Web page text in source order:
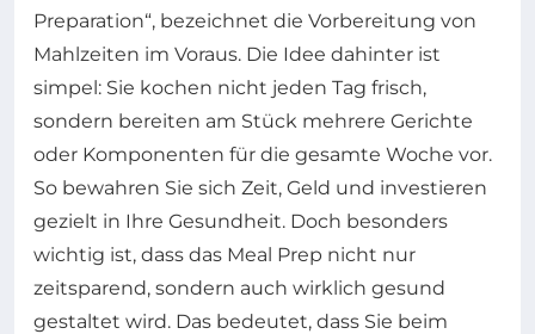
Preparation“, bezeichnet die Vorbereitung von
Mahlzeiten im Voraus. Die Idee dahinter ist
simpel: Sie kochen nicht jeden Tag frisch,
sondern bereiten am Stück mehrere Gerichte
oder Komponenten für die gesamte Woche vor.
So bewahren Sie sich Zeit, Geld und investieren
gezielt in Ihre Gesundheit. Doch besonders
wichtig ist, dass das Meal Prep nicht nur
zeitsparend, sondern auch wirklich gesund
gestaltet wird. Das bedeutet, dass Sie beim